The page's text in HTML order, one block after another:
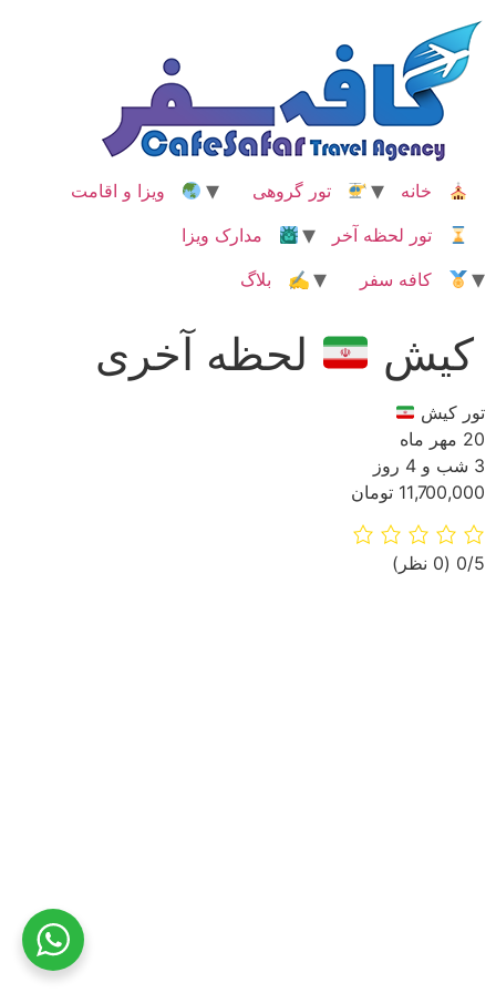
محتوا
خانه تور گروهی
ویزا و اقامت
تور لحظه آخر
مدارک ویزا
کافه سفر
✍ بلاگ
کیش لحظه آخری
تور کیش
20 مهر ماه
3 شب و 4 روز
11,700,000 تومان
‫0/5 ‫(0 نظر)